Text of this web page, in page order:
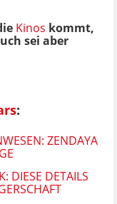
Kinos kommt,
sei aber
:
ZENDAYA
DIESE DETAILS